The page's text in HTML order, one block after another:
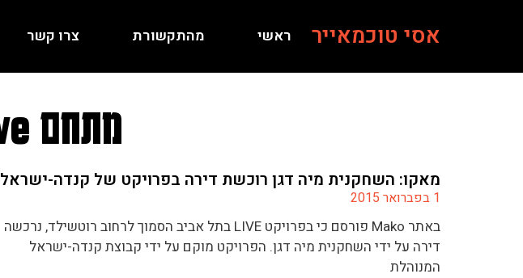
אסי טוכמאייר ראשי מהתקשורת צרו קשר
מתחם Live תל אביב
מאקו: השחקנית מיה דגן רוכשת דירה בפרויקט של קנדה-ישראל
1 בפברואר 2015
באתר Mako פורסם כי בפרויקט LIVE בתל אביב הסמוך לרחוב רוטשילד, נרכשה
דירה על ידי השחקנית מיה דגן. הפרויקט מוקם על ידי קבוצת קנדה-ישראל
המנוהלת